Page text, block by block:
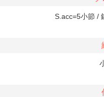
S.acc=5小節 /